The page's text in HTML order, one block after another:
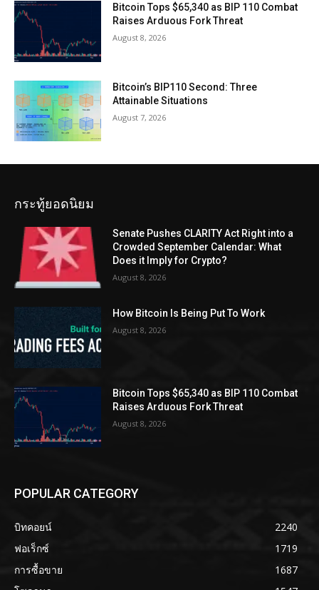
Bitcoin Tops $65,340 as BIP 110 Combat
Raises Arduous Fork Threat
August 8, 2026
Bitcoin’s BIP110 Second: Three
Attainable Situations
August 7, 2026
กระทู้ยอดนิยม
Senate Pushes CLARITY Act Right into a
Crowded September Calendar: What
Does it Imply for Crypto?
August 8, 2026
How Bitcoin Is Being Put To Work
August 8, 2026
Bitcoin Tops $65,340 as BIP 110 Combat
Raises Arduous Fork Threat
August 8, 2026
POPULAR CATEGORY
บิทคอยน์
2240
ฟอเร็กซ์
1719
การซื้อขาย
1687